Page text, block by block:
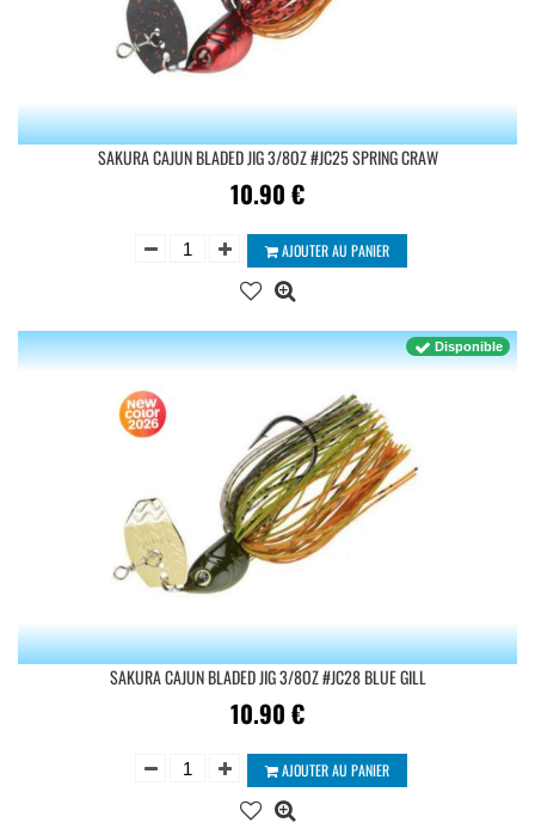
SAKURA CAJUN BLADED JIG 3/8OZ #JC25 SPRING CRAW
10.90 €
AJOUTER AU PANIER
SAKURA CAJUN BLADED JIG 3/8OZ #JC28 BLUE GILL
10.90 €
Disponible
AJOUTER AU PANIER